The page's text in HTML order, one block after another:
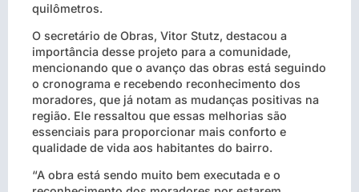
quilômetros.
O secretário de Obras, Vitor Stutz, destacou a
importância desse projeto para a comunidade,
mencionando que o avanço das obras está seguindo
o cronograma e recebendo reconhecimento dos
moradores, que já notam as mudanças positivas na
região. Ele ressaltou que essas melhorias são
essenciais para proporcionar mais conforto e
qualidade de vida aos habitantes do bairro.
“A obra está sendo muito bem executada e o